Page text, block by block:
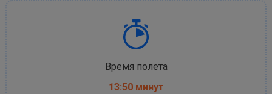
Время полета
13:50 минут